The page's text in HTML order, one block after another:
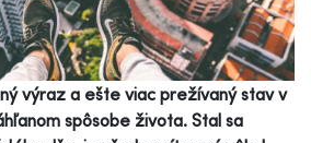
výraz a ešte viac prežívaný stav v
spôsobe života. Stal sa